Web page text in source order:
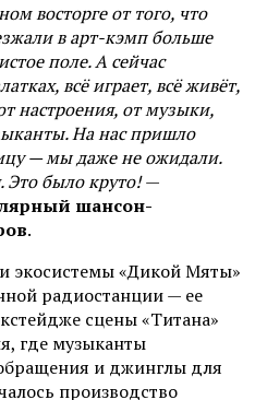
восторге от того, что
в арт-кэмп больше
поле. А сейчас
всё играет, всё живёт,
настроения, от музыки,
На нас пришло
— мы даже не ожидали.
Это было круто!—
шансон-
.
экосистемы «Дикой Мяты»
радиостанции — ее
сцены «Титана»
где музыканты
и джинглы для
производство